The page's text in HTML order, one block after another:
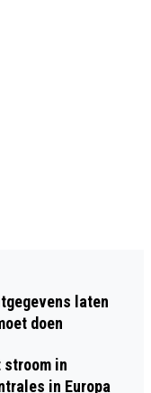
laten
doen
stroom in
in Europa